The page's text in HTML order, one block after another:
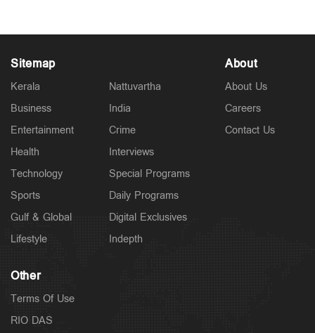
Spotlight
സ്റ്റോറി
1 hour ago
Sitemap
Kerala
Business
Entertainment
Health
Technology
Sports
Gulf & Global
Lifestyle
Nattuvartha
India
Crime
Interviews
Special Programs
Daily Programs
Digital Exclusives
Indepth
About
About Us
Careers
Contact Us
Other
Terms Of Use
RIO DAS